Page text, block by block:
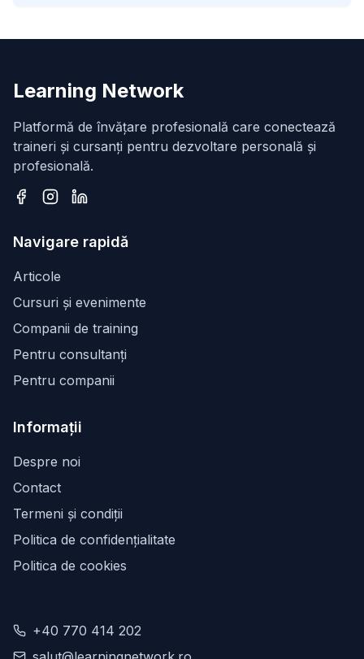
Learning Network
Platformă de învățare profesională care conectează
traineri și cursanți pentru dezvoltare personală și
profesională.
Navigare rapidă
Articole
Cursuri și evenimente
Companii de training
Pentru consultanți
Pentru companii
Informații
Despre noi
Contact
Termeni și condiții
Politica de confidențialitate
Politica de cookies
+40 770 414 202